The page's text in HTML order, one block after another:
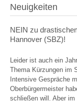
Neuigkeiten
NEIN zu
Hannover (SBZ)!
Leider ist auch ein
Thema Kürzungen im
Intensive Gespräche
Oberbürgermeister
schließen will. Aber